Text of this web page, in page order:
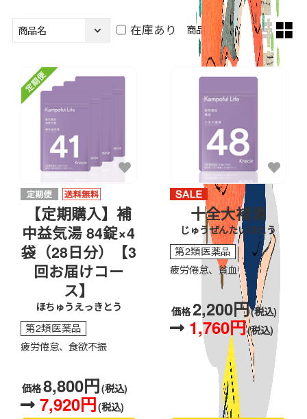
在庫あり 商品表示方法：
【定期購入】補
中益気湯 84錠×4
袋（28日分）【3
回お届けコー
ス】
ほちゅうえっきとう
第2類医薬品
疲労倦怠、食欲不振
価格8,800円(税込)
7,920円(税込)
十全大補湯
じゅうぜんたいほとう
第2類医薬品
疲労倦怠、貧血
価格2,200円(税込)
1,760円(税込)